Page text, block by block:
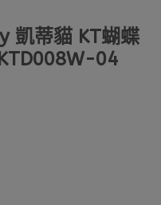
凱蒂貓 KT蝴蝶
04